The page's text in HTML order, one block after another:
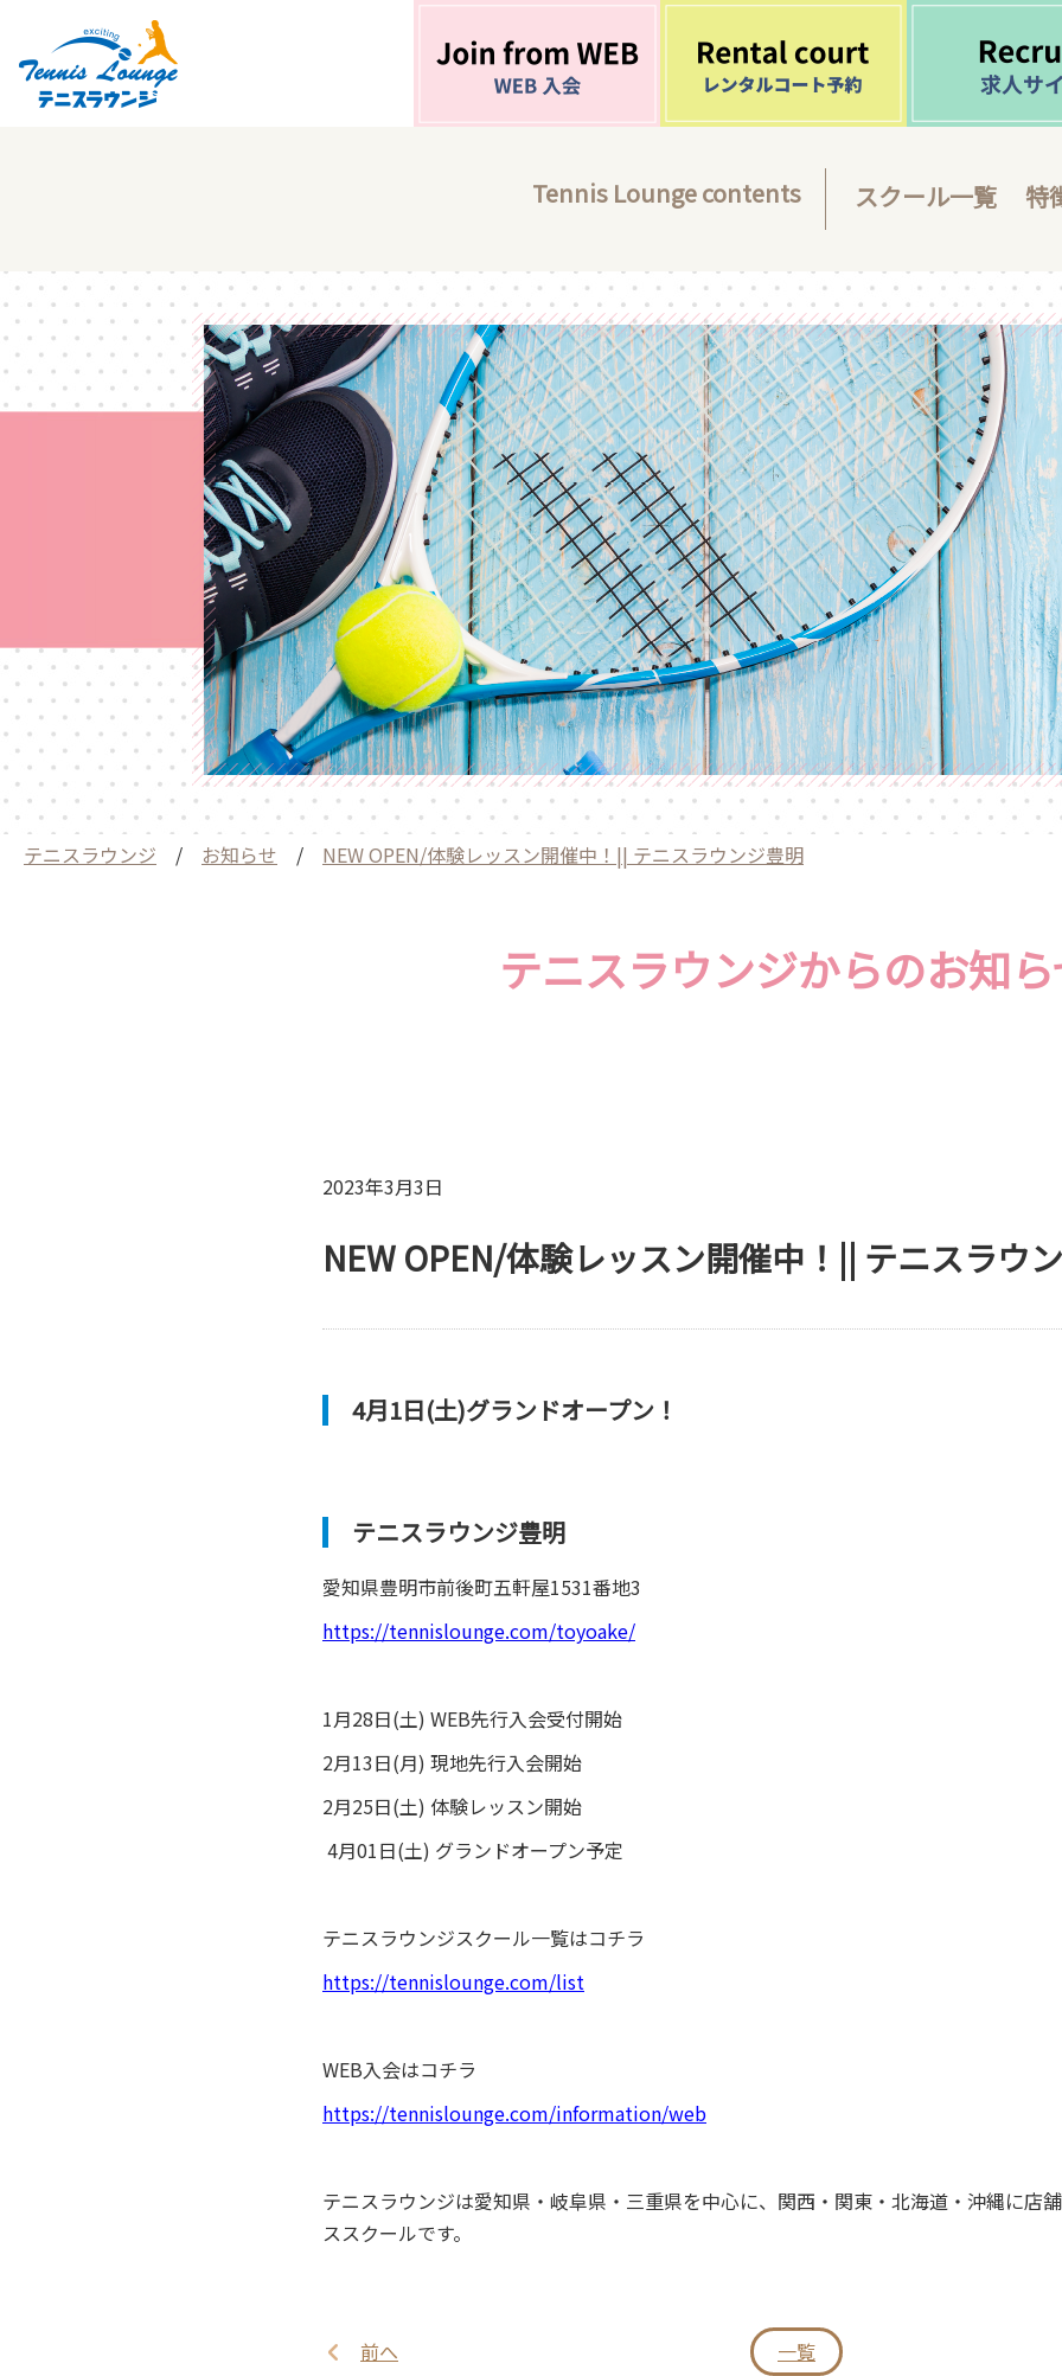
Tennis Lounge contents スクール一覧 特
テニスラウンジ / お知らせ / NEW OPEN/体験レッスン開催中！|| テニスラウンジ豊明
テニスラウンジからのお知
2023年3月3日
NEW OPEN/体験レッスン開催中！|| テニスラウ
4月1日(土)グランドオープン！
テニスラウンジ豊明
愛知県豊明市前後町五軒屋1531番地3
https://tennislounge.com/toyoake/
1月28日(土) WEB先行入会受付開始 ⁡
2月13日(月) 現地先行入会開始 ⁡
2月25日(土) 体験レッスン開始
⁡ 4月01日(土) グランドオープン予定
テニスラウンジスクール一覧はコチラ
https://tennislounge.com/list
WEB入会はコチラ
https://tennislounge.com/information/web
テニスラウンジは愛知県・岐阜県・三重県を中心に、関西・関東・北海道・沖縄に店
ススクールです。
前へ 一覧